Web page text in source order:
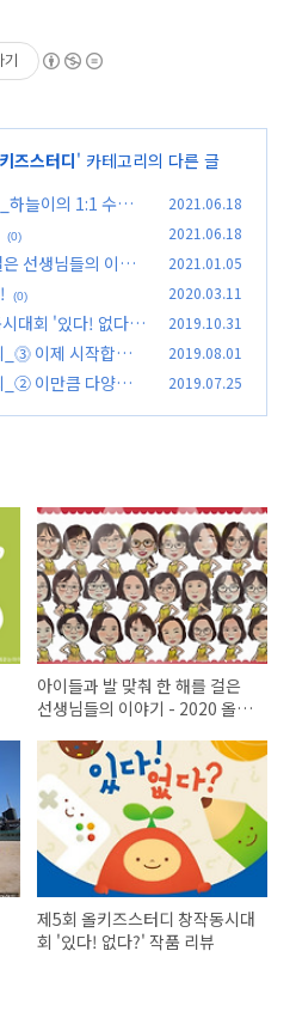
즈스터디' 카테고리의 다른 글
하늘이의 1:1 수업
2021.06.18
(0) 2021.06.18
선생님들의 이야
동보고회
2021.01.05
(0) 2020.03.11
대회 '있다! 없다?'
2019.10.31
_⓷ 이제 시작합니
2019.08.01
이만큼 다양합니
2019.07.25
아이들과 발 맞춰 한 해를 걸은
선생님들의 이야기 - 2020 올키
제5회 올키즈스터디 창작동시대
회 '있다! 없다?' 작품 리뷰